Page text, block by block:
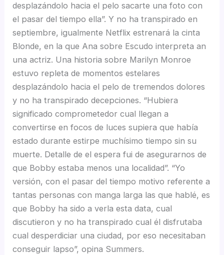
desplazándolo hacia el pelo sacarte una foto con
el pasar del tiempo ella”. Y no ha transpirado en
septiembre, igualmente Netflix estrenará la cinta
Blonde, en la que Ana sobre Escudo interpreta an
una actriz. Una historia sobre Marilyn Monroe
estuvo repleta de momentos estelares
desplazándolo hacia el pelo de tremendos dolores
y no ha transpirado decepciones. “Hubiera
significado comprometedor cual llegan a
convertirse en focos de luces supiera que había
estado durante estirpe muchísimo tiempo sin su
muerte. Detalle de el espera fui de asegurarnos de
que Bobby estaba menos una localidad”. “Yo
versión, con el pasar del tiempo motivo referente a
tantas personas con manga larga las que hablé, es
que Bobby ha sido a verla esta data, cual
discutieron y no ha transpirado cual él disfrutaba
cual desperdiciar una ciudad, por eso necesitaban
conseguir lapso”, opina Summers.